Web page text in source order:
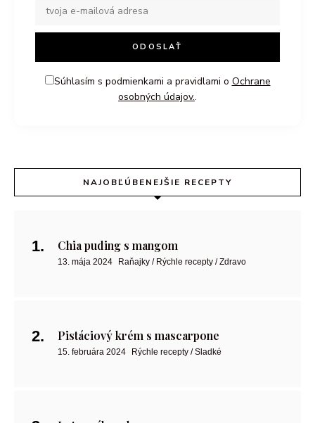
Súhlasím s podmienkami a pravidlami o Ochrane
osobných údajov..
NAJOBĽÚBENEJŠIE RECEPTY
Chia puding s mangom
13. mája 2024 Raňajky / Rýchle recepty / Zdravo
Pistáciový krém s mascarpone
15. februára 2024 Rýchle recepty / Sladké